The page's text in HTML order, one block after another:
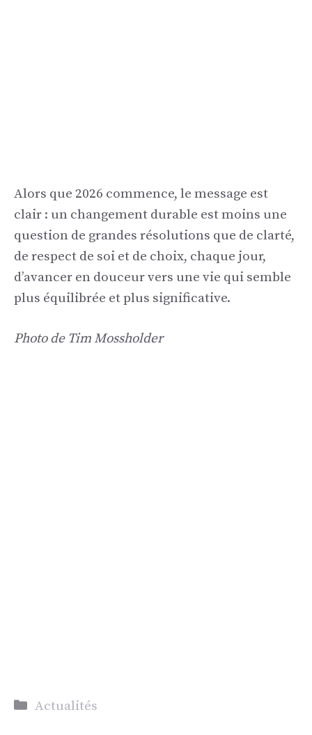
Alors que 2026 commence, le message est
clair : un changement durable est moins une
question de grandes résolutions que de clarté,
de respect de soi et de choix, chaque jour,
d’avancer en douceur vers une vie qui semble
plus équilibrée et plus significative.
Photo de Tim Mossholder
Catégories
Actualités